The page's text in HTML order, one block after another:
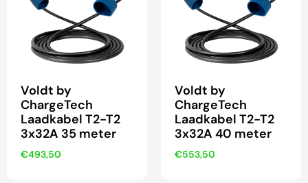
Voldt by
ChargeTech
Laadkabel T2-T2
3x32A 35 meter
€493,50
Voldt by
ChargeTech
Laadkabel T2-T2
3x32A 40 meter
€553,50